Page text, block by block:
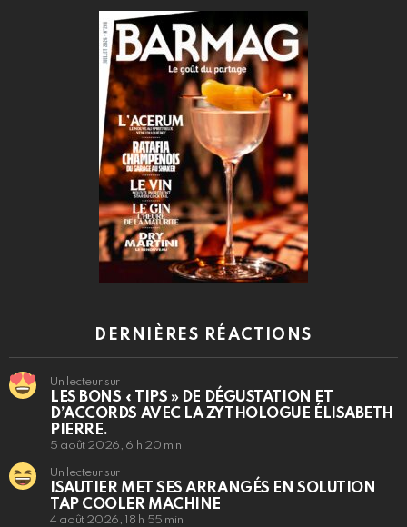
DERNIÈRES RÉACTIONS
Un lecteur sur
LES BONS « TIPS » DE DÉGUSTATION ET
D’ACCORDS AVEC LA ZYTHOLOGUE ÉLISABETH
PIERRE.
5 août 2026, 6 h 20 min
Un lecteur sur
ISAUTIER MET SES ARRANGÉS EN SOLUTION
TAP COOLER MACHINE
4 août 2026, 18 h 55 min